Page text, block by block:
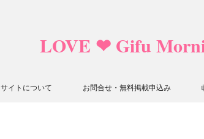
LOVE ❤ Gifu
サイトについて お問合せ・無料掲載申込み